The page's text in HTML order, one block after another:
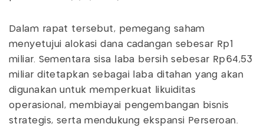
Dalam rapat tersebut, pemegang saham
menyetujui alokasi dana cadangan sebesar Rp1
miliar. Sementara sisa laba bersih sebesar Rp64,53
miliar ditetapkan sebagai laba ditahan yang akan
digunakan untuk memperkuat likuiditas
operasional, membiayai pengembangan bisnis
strategis, serta mendukung ekspansi Perseroan.